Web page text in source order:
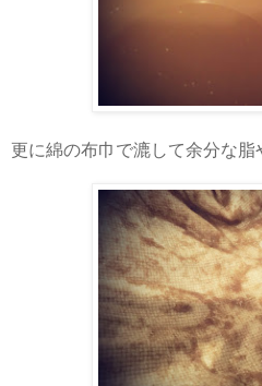
更に綿の布巾で漉して余分な脂